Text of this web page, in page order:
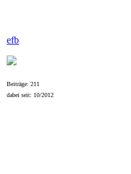
efb
Beiträge: 211
dabei seit: 10/2012